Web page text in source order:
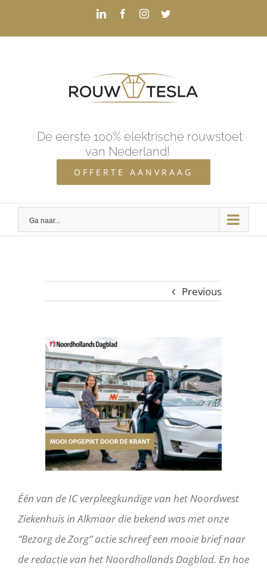
LinkedInFacebookInstagramTwitter
De eerste 100% elektrische rouwstoet
van Nederland!
OFFERTE AANVRAAG
Ga naar...
Previous
View
Larger
Image
Één van de IC verpleegkundige van het Noordwest
Ziekenhuis in Alkmaar die bekend was met onze
“Bezorg de Zorg” actie schreef een mooie brief naar
de redactie van het Noordhollands Dagblad. En hoe